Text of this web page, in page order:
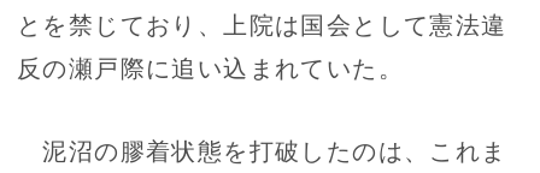
とを禁じており、上院は国会として憲法違
反の瀬戸際に追い込まれていた。
泥沼の膠着状態を打破したのは、これま